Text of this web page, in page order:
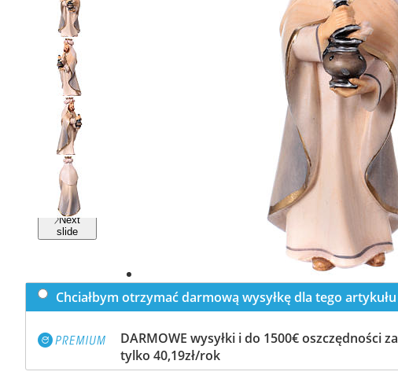
Previous
slide
Next
slide
Chciałbym otrzymać darmową wysyłkę dla tego artykułu
DARMOWE wysyłki i do 1500€ oszczędności za
tylko 40,19zł/rok